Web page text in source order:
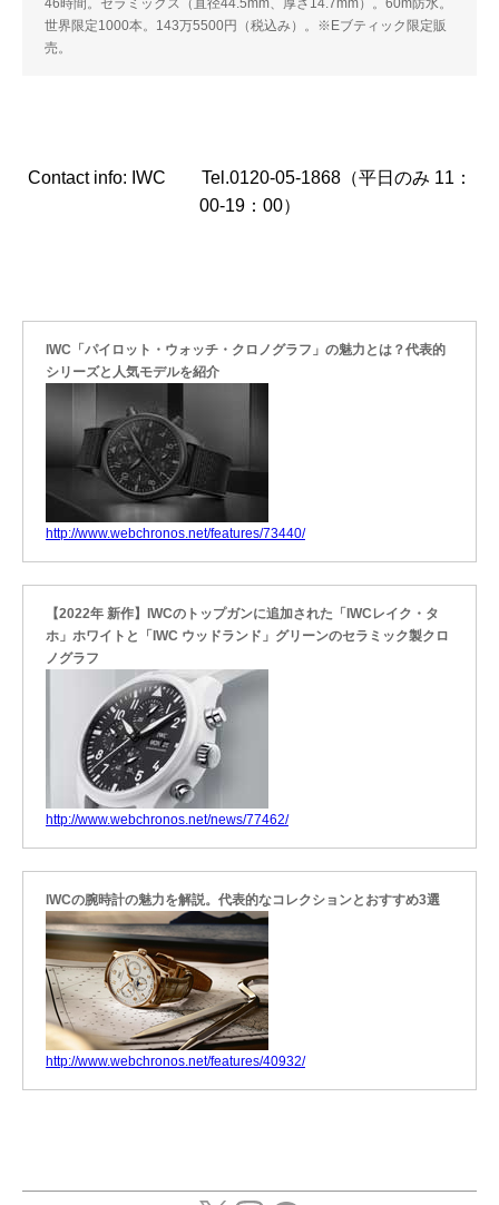
世界限定1000本。143万5500円（税込み）。※Eブティック限定販
売。
Contact info: IWC Tel.0120-05-1868（平日のみ 11：
00-19：00）
IWC「パイロット・ウォッチ・クロノグラフ」の魅力とは？代表的
シリーズと人気モデルを紹介
http://www.webchronos.net/features/73440/
【2022年 新作】IWCのトップガンに追加された「IWCレイク・タ
ホ」ホワイトと「IWC ウッドランド」グリーンのセラミック製クロ
ノグラフ
http://www.webchronos.net/news/77462/
IWCの腕時計の魅力を解説。代表的なコレクションとおすすめ3選
http://www.webchronos.net/features/40932/